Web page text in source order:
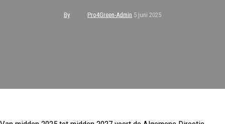
By Pro4Green-Admin 5 juni 2025